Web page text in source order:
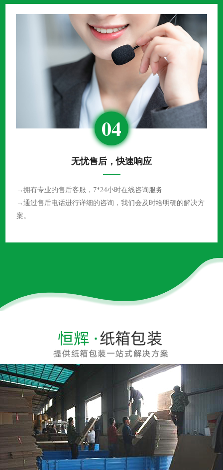
04
无忧售后，快速响应
→拥有专业的售后客服，7*24小时在线咨询服务
→通过售后电话进行详细的咨询，我们会及时给明确的解决方
案。